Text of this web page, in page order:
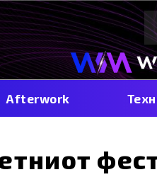
Afterwork